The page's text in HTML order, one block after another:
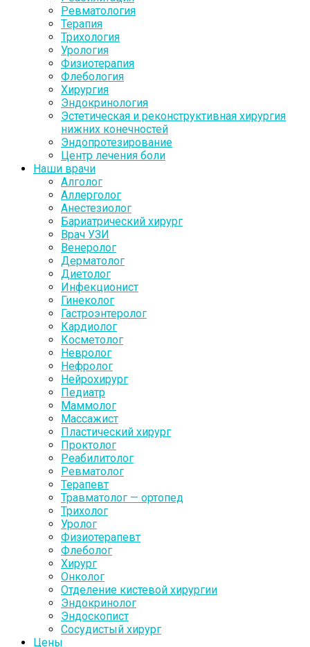
Ревматология
Терапия
Трихология
Урология
Физиотерапия
Флебология
Хирургия
Эндокринология
Эстетическая и реконструктивная хирургия
нижних конечностей
Эндопротезирование
Центр лечения боли
Наши врачи
Алголог
Аллерголог
Анестезиолог
Бариатрический хирург
Врач УЗИ
Венеролог
Дерматолог
Диетолог
Инфекционист
Гинеколог
Гастроэнтеролог
Кардиолог
Косметолог
Невролог
Нефролог
Нейрохирург
Педиатр
Маммолог
Массажист
Пластический хирург
Проктолог
Реабилитолог
Ревматолог
Терапевт
Травматолог — ортопед
Трихолог
Уролог
Физиотерапевт
Флеболог
Хирург
Онколог
Отделение кистевой хирургии
Эндокринолог
Эндоскопист
Сосудистый хирург
Цены